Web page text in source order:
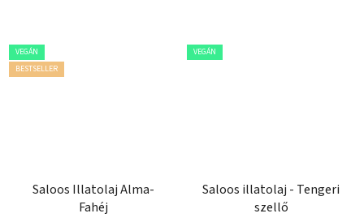
VEGÁN
BESTSELLER
Saloos Illatolaj Alma-
Fahéj
VEGÁN
Saloos illatolaj - Tengeri
szellő